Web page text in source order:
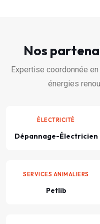
Nos
Expertise coordonnée
énergies
ÉLECTRICITÉ
Dépannage-Électricien
SERVICES ANIMALIERS
Petlib